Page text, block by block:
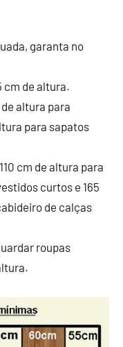
garanta no
cm de altura.
altura para
para sapatos
cm de altura para
curtos e 165
de calças
roupas